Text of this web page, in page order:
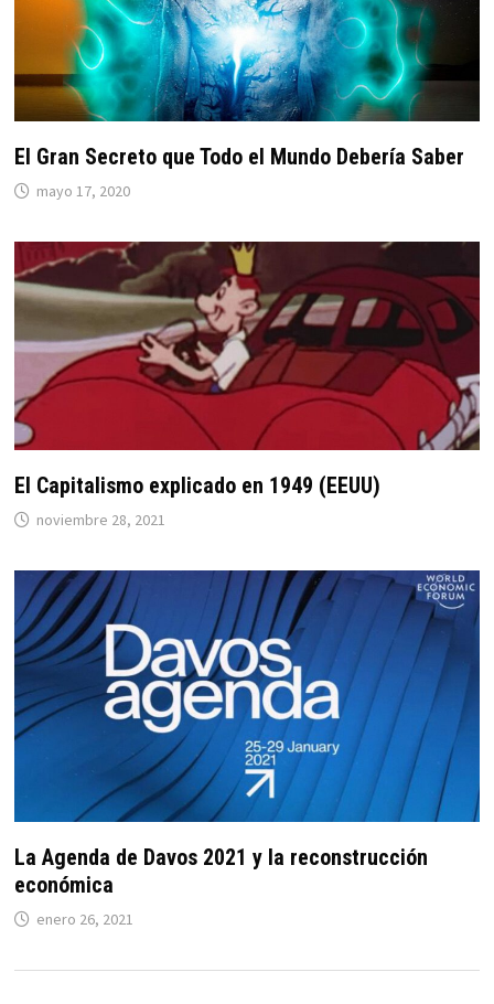
El Gran Secreto que Todo el Mundo Debería Saber
mayo 17, 2020
El Capitalismo explicado en 1949 (EEUU)
noviembre 28, 2021
La Agenda de Davos 2021 y la reconstrucción
económica
enero 26, 2021